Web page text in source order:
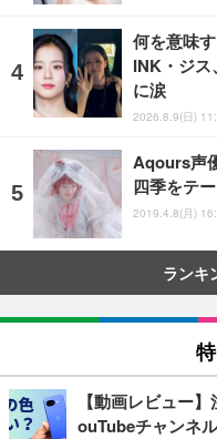
何を意味
INK・ジス
に涙
2026.8.9(日)
Aqours声
四季をテ
2019.4.8(月)
ランキ
【動画レビュー
ouTubeチャンネル